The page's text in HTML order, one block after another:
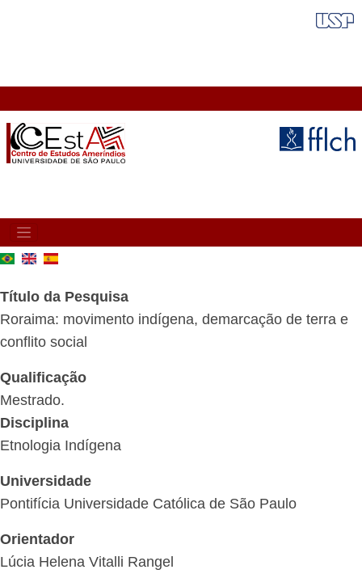
MAIN
NAVIGATION
Título da Pesquisa
Roraima: movimento indígena, demarcação de terra e
conflito social
Qualificação
Mestrado.
Disciplina
Etnologia Indígena
Universidade
Pontifícia Universidade Católica de São Paulo
Orientador
Lúcia Helena Vitalli Rangel